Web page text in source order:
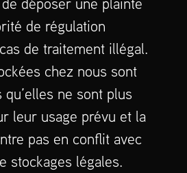
de régulation
de traitement illégal.
chez nous sont
ne sont plus
leur usage prévu et la
pas en conflit avec
stockages légales.